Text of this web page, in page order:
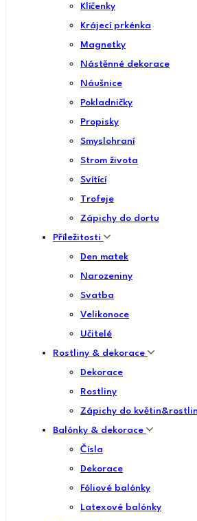
Klíčenky
Krájecí prkénka
Magnetky
Nástěnné dekorace
Náušnice
Pokladničky
Propisky
Smyslohraní
Strom života
Svítící
Trofeje
Zápichy do dortu
Příležitosti
Den matek
Narozeniny
Svatba
Velikonoce
Učitelé
Rostliny & dekorace
Dekorace
Rostliny
Zápichy do květin&rostlin
Balónky & dekorace
Čísla
Dekorace
Fóliové balónky
Latexové balónky